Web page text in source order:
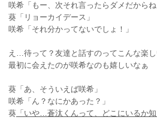
咲希「もー、次それ言ったらダメだからね
葵「リョーカイデース」
咲希「それ分かってないでしょ！」
え…待って？友達と話すのってこんな楽し
最初に会えたのが咲希なのも嬉しいなぁ
葵「あ、そういえば咲希」
咲希「ん？なにかあった？」
葵 「いや…蒼汰くんって、どこにいるか知